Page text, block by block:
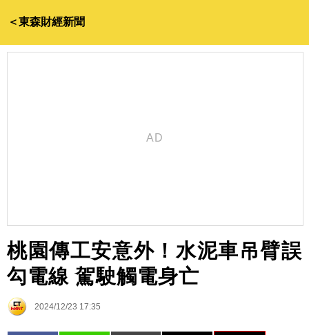
＜東森財經新聞
桃園傳工安意外！水泥車吊臂誤
勾電線 駕駛觸電身亡
2024/12/23 17:35